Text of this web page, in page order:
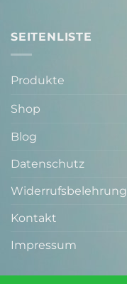
SEITENLISTE
Produkte
Shop
Blog
Datenschutz
Widerrufsbelehrung
Kontakt
Impressum